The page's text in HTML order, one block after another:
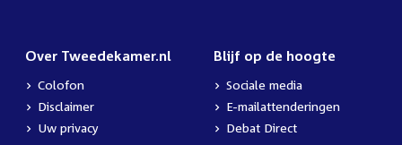
Over Tweedekamer.nl
Colofon
Disclaimer
Uw privacy
Blijf op de hoogte
Sociale media
E-mailattenderingen
Debat Direct